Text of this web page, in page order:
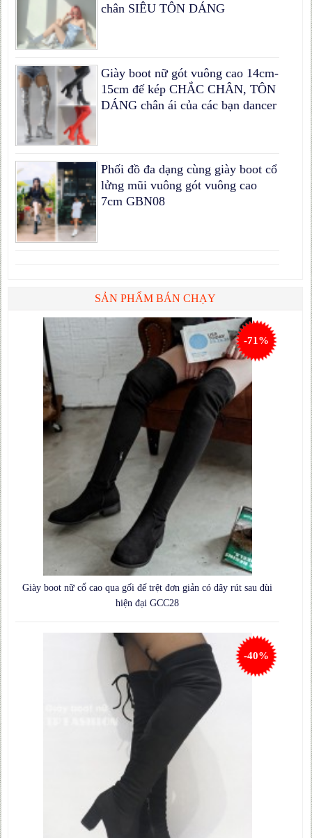
chân SIÊU TÔN DÁNG
Giày boot nữ gót vuông cao 14cm-
15cm đế kép CHẮC CHÂN, TÔN
DÁNG chân ái của các bạn dancer
Phối đồ đa dạng cùng giày boot cổ
lửng mũi vuông gót vuông cao
7cm GBN08
SẢN PHẨM BÁN CHẠY
Giày boot nữ cổ cao qua gối đế trệt đơn giản có dây rút sau đùi
hiện đại GCC28
-71%
-40%